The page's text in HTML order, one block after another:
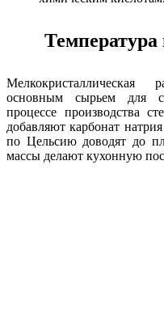
Мелкокристаллическая
основным сырьем для
процессе производства
добавляют карбонат
по Цельсию доводят до
массы делают кухонную